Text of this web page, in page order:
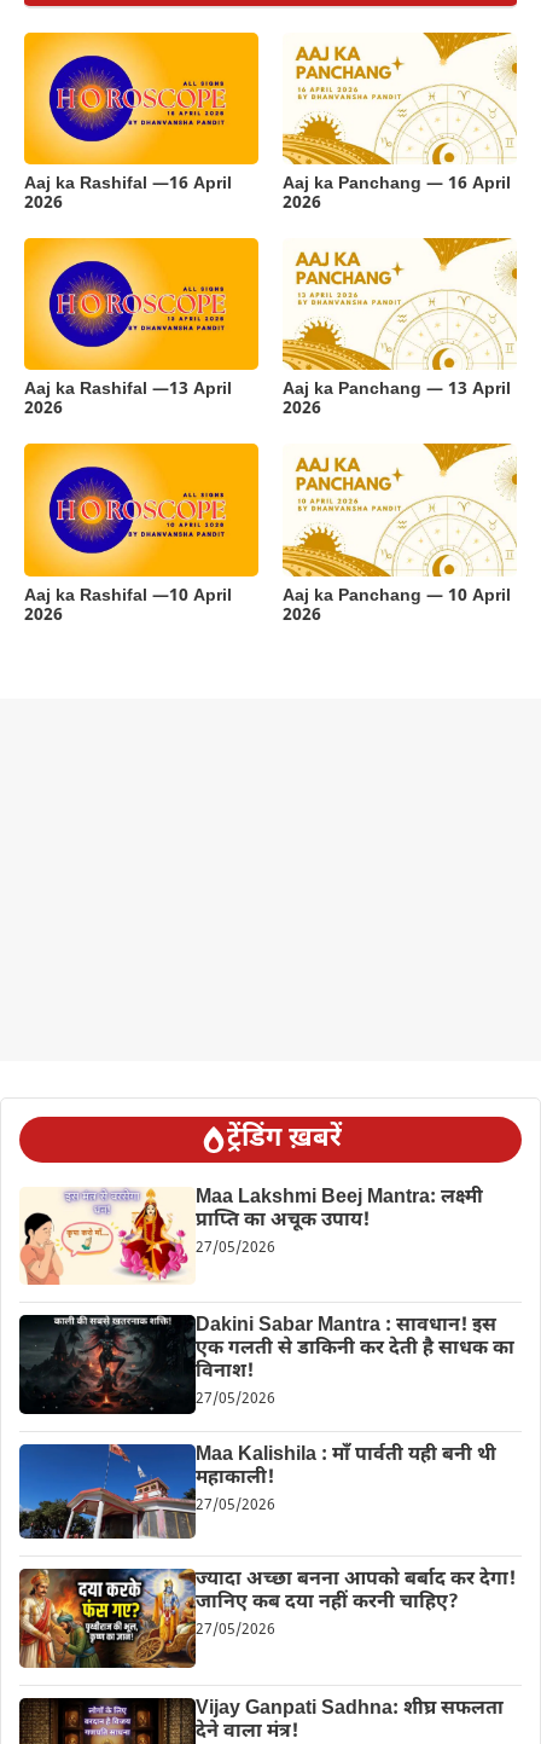
Aaj ka Rashifal —16 April
2026
Aaj ka Panchang — 16 April
2026
Aaj ka Rashifal —13 April
2026
Aaj ka Panchang — 13 April
2026
Aaj ka Rashifal —10 April
2026
Aaj ka Panchang — 10 April
2026
ट्रेंडिंग ख़बरें
Maa Lakshmi Beej Mantra: लक्ष्मी
प्राप्ति का अचूक उपाय!
27/05/2026
Dakini Sabar Mantra : सावधान! इस
एक गलती से डाकिनी कर देती है साधक का
विनाश!
27/05/2026
Maa Kalishila : माँ पार्वती यही बनी थी
महाकाली!
27/05/2026
ज्यादा अच्छा बनना आपको बर्बाद कर देगा!
जानिए कब दया नहीं करनी चाहिए?
27/05/2026
Vijay Ganpati Sadhna: शीघ्र सफलता
देने वाला मंत्र!